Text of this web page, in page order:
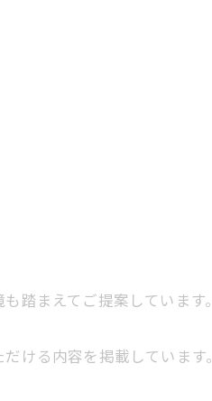
踏まえてご提案しています。
ける内容を掲載しています。